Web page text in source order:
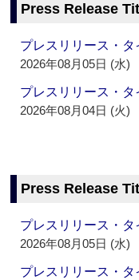
Press Release
プレスリリース・
2026年08月05日 (水)
プレスリリース・
2026年08月04日 (火)
Press Release
プレスリリース・
2026年08月05日 (水)
プレスリリース・